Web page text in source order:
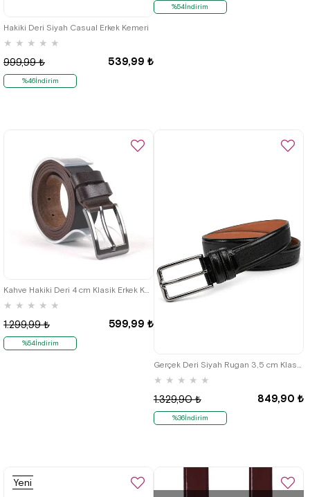
Hakiki Deri Siyah Casual Erkek Kemeri
★ ★ ★ ★ ★
539,99 ₺
999,99 ₺
%46İndirim
%54İndirim
Kahve Hakiki Deri 4 cm Klasik Erkek Kemer
★ ★ ★ ★ ★
599,99 ₺
1.299,99 ₺
%54İndirim
★ ★ ★ ★ ★
849,90 ₺
1.329,90 ₺
%36İndirim
Yeni